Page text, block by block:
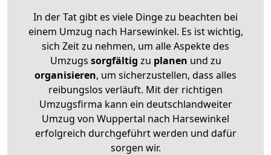
In der Tat gibt es viele Dinge zu beachten bei
einem Umzug nach Harsewinkel. Es ist wichtig,
sich Zeit zu nehmen, um alle Aspekte des
Umzugs sorgfältig zu planen und zu
organisieren, um sicherzustellen, dass alles
reibungslos verläuft. Mit der richtigen
Umzugsfirma kann ein deutschlandweiter
Umzug von Wuppertal nach Harsewinkel
erfolgreich durchgeführt werden und dafür
sorgen wir.